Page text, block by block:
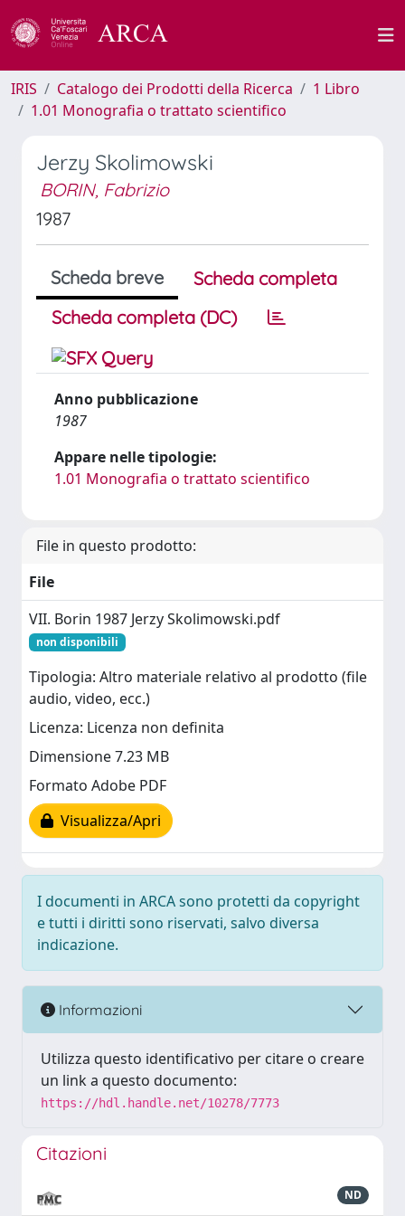
IRIS Catalogo dei Prodotti della Ricerca
1 Libro
1.01 Monografia o trattato scientifico
Jerzy Skolimowski
BORIN, Fabrizio
1987
Scheda breve
Scheda completa
Scheda completa (DC)
Anno pubblicazione
1987
Appare nelle tipologie:
1.01 Monografia o trattato scientifico
File in questo prodotto:
File
VII. Borin 1987 Jerzy Skolimowski.pdf
non disponibili
Tipologia: Altro materiale relativo al prodotto (file
audio, video, ecc.)
Licenza: Licenza non definita
Dimensione 7.23 MB
Formato Adobe PDF
Visualizza/Apri
I documenti in ARCA sono protetti da copyright
e tutti i diritti sono riservati, salvo diversa
indicazione.
Informazioni
Utilizza questo identificativo per citare o creare
un link a questo documento:
https://hdl.handle.net/10278/7773
Citazioni
ND